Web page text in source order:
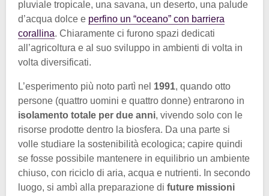
pluviale tropicale, una savana, un deserto, una palude
d’acqua dolce e perfino un “oceano” con barriera
corallina. Chiaramente ci furono spazi dedicati
all’agricoltura e al suo sviluppo in ambienti di volta in
volta diversificati.
L’esperimento più noto partì nel 1991, quando otto
persone (quattro uomini e quattro donne) entrarono in
isolamento totale per due anni, vivendo solo con le
risorse prodotte dentro la biosfera. Da una parte si
volle studiare la sostenibilità ecologica; capire quindi
se fosse possibile mantenere in equilibrio un ambiente
chiuso, con riciclo di aria, acqua e nutrienti. In secondo
luogo, si ambì alla preparazione di future missioni